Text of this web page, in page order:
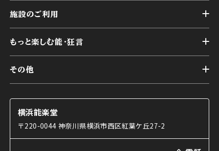
横浜能楽堂が取り組んだ事業
能舞台の歴史と特徴
様々なお客様に向けて
本舞台座席
交通アクセス
アーカイブ
施設のご利用
第二舞台
研修室
楽屋
ご利用の流れ
利用料金表
もっと楽しむ能・狂言
能舞台と演じ手
使用する道具
能・狂言の曲目説明
その他
コラム
OTABISHO
横浜能楽堂
〒220-0044 神奈川県横浜市西区紅葉ケ丘27-2